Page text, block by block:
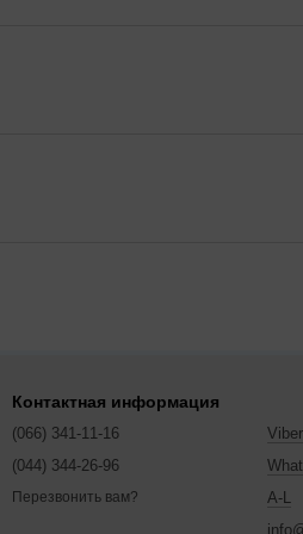
Контактная информация
(066) 341-11-16
(044) 344-26-96
Перезвонить вам?
A-L